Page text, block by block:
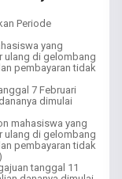
Periode
yang
ulang di gelombang
pembayaran tidak
7 Februari
dimulai
mahasiswa yang
ulang di gelombang
pembayaran tidak
tanggal 11